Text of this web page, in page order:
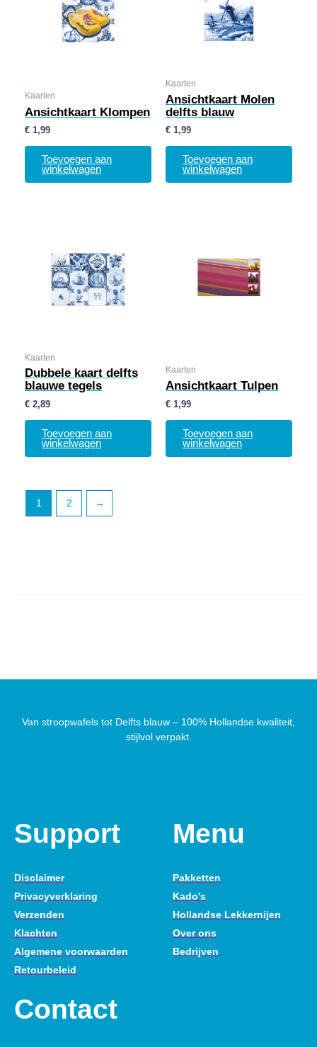
Kaarten
Ansichtkaart Klompen
€ 1,99
Toevoegen aan
winkelwagen
Kaarten
Ansichtkaart Molen
delfts blauw
€ 1,99
Toevoegen aan
winkelwagen
Kaarten
Dubbele kaart delfts
blauwe tegels
€ 2,89
Toevoegen aan
winkelwagen
Kaarten
Ansichtkaart Tulpen
€ 1,99
Toevoegen aan
winkelwagen
1 2 →
Van stroopwafels tot Delfts blauw – 100% Hollandse kwaliteit,
stijlvol verpakt.
Support
Disclaimer
Privacyverklaring
Verzenden
Klachten
Algemene voorwaarden
Retourbeleid
Menu
Pakketten
Kado's
Hollandse Lekkernijen
Over ons
Bedrijven
Contact